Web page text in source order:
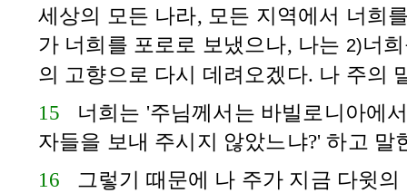
세상의 모든 나라, 모든 지역에서 너희
가 너희를 포로로 보냈으나, 나는 2)너
의 고향으로 다시 데려오겠다. 나 주의
15 너희는 '주님께서는 바빌로니아에
자들을 보내 주시지 않았느냐?' 하고 말
16 그렇기 때문에 나 주가 지금 다윗의